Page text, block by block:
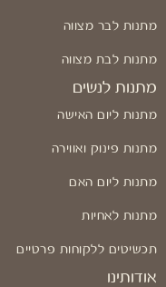
מתנות לבר מצווה
מתנות לבת מצווה
מתנות לנשים
מתנות ליום האישה
מתנות פינוק ואווירה
מתנות ליום האם
מתנות לאחיות
תכשיטים ללקוחות פרטיים
אודותינו